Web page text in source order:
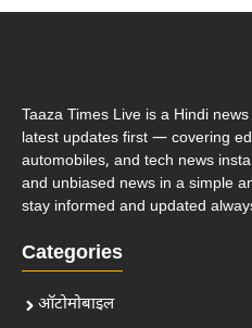
Taaza Times Live is a Hindi
latest updates first — covering
automobiles, and tech news
and unbiased news in a simple
stay informed and updated
Categories
ऑटोमोबाइल